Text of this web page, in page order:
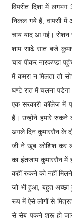
विपरीत दिशा में
निकल गये हैं, वापसी में
चाय याद आ गई। रोशन
शाम साढे सात बजे
चाय पीकर नारकण्डा
में कमरा न मिलता तो
घण्टे रात में चलना
एक सरकारी कॉलेज में
हैं। उन्होंने हमारे रुकने
अगले दिन कुमारसैन के
जी ने खूब कोशिश कर
का इंतजाम कुमारसैन में
कहीं रुकने को नहीं मिलने
जो भी हुआ, बहुत अच्छा
रूप में ऐसे लोगों से
से सेब पकने शुरू हो